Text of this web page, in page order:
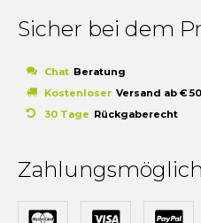
Sicher bei dem
Chat Beratung
Kostenloser Versand ab €
30 Tage Rückgaberecht